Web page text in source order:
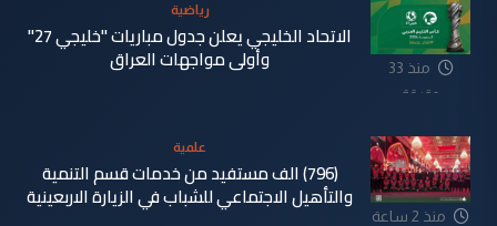
منذ 33
دقيقة
رياضية
الاتحاد الخليجي يعلن جدول مباريات "خليجي 27"
وأولى مواجهات العراق
منذ 2 ساعة
علمية
(796) الف مستفيد من خدمات قسم التنمية
والتأهيل الاجتماعي للشباب في الزيارة الاربعينية